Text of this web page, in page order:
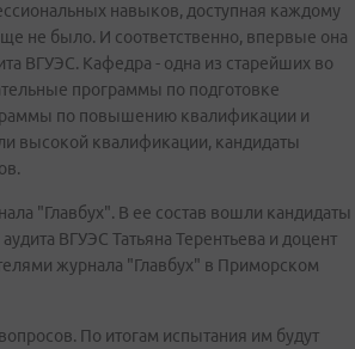
навыков, доступная каждому
не было. И соответственно, впервые она
ВГУЭС. Кафедра - одна из старейших во
программы по подготовке
по повышению квалификации и
высокой квалификации, кандидаты
"Главбух". В ее состав вошли кандидаты
ВГУЭС Татьяна Терентьева и доцент
журнала "Главбух" в Приморском
По итогам испытания им будут